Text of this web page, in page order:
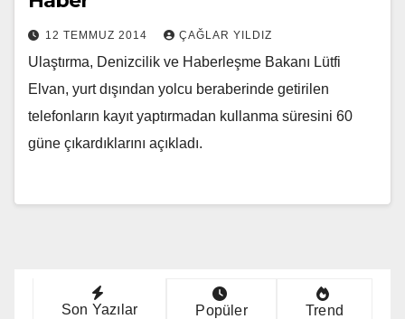
12 TEMMUZ 2014 ÇAĞLAR YILDIZ
Ulaştırma, Denizcilik ve Haberleşme Bakanı Lütfi
Elvan, yurt dışından yolcu beraberinde getirilen
telefonların kayıt yaptırmadan kullanma süresini 60
güne çıkardıklarını açıkladı.
Son Yazılar Popüler Trend